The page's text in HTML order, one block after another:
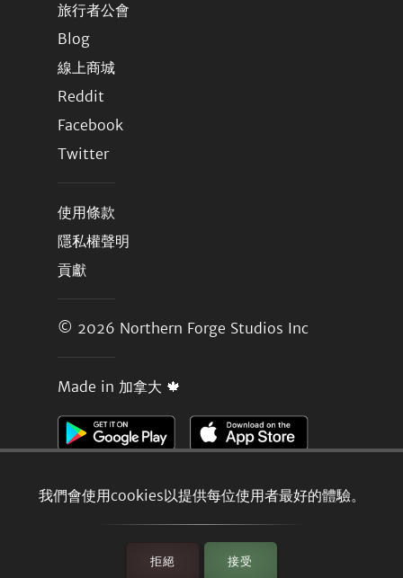
我們會使用cookies以提供每位使用者最好的體驗。
拒絕 接受
旅行者公會
Blog
線上商城
Reddit
Facebook
Twitter
使用條款
隱私權聲明
貢獻
© 2026 Northern Forge Studios Inc
Made in 加拿大 🍁